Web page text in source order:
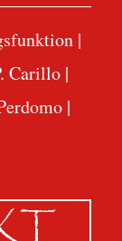
|
Carillo|
|